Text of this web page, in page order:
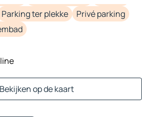
Parking ter plekke
Privé parking
Bekijken op de kaart